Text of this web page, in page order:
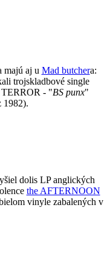
majú aj u Mad butchera:
trojskladbové single
TERROR - "BS punx"
1982).
dolis LP anglických
the AFTERNOON
vinyle zabalených v